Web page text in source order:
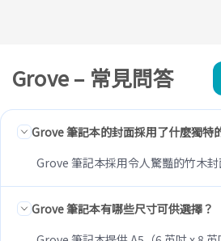
Grove – 常見問答
Grove 筆記本的封面採用了什麼獨特
Grove 筆記本採用令人驚豔的竹木封
Grove 筆記本有哪些尺寸可供選擇？